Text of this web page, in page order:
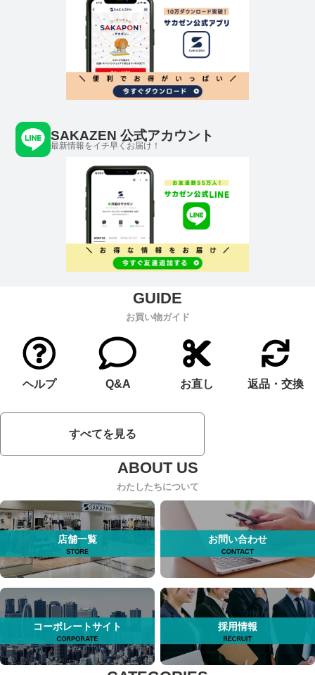
SAKAZEN 公式アカウント
最新情報をイチ早くお届け！
お買い物ガイド
ヘルプ Q&A お直し 返品・交換
すべてを見る
わたしたちについて
店舗一覧 お問い合わせ
コーポレートサイト 採用情報